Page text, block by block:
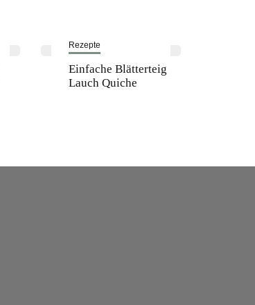
Rezepte
Einfache Blätterteig
Lauch Quiche